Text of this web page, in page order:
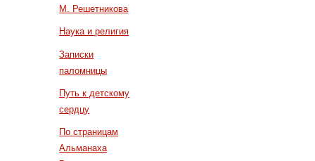
М. Решетникова
Наука и религия
Записки
паломницы
Путь к детскому
сердцу
По страницам
Альманаха